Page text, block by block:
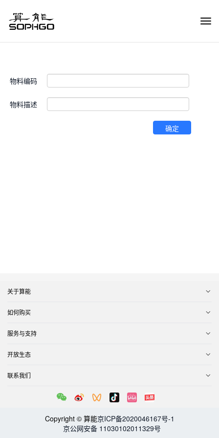
物料编码
物料描述
确定
关于算能
如何购买
服务与支持
开放生态
联系我们
Copyright © 算能京ICP备2020046167号-1
京公网安备 11030102011329号